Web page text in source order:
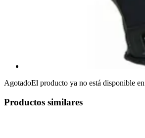
AgotadoEl producto ya no está disponible
Productos similares